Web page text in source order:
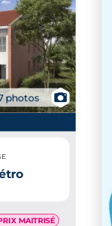
photos 📷
MAITRISÉ